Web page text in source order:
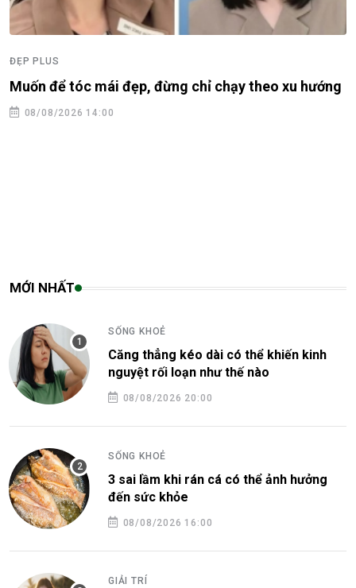
ĐẸP PLUS
Muốn để tóc mái đẹp, đừng chỉ chạy theo xu hướng
08/08/2026 14:00
MỚI NHẤT
SỐNG KHOẺ
Căng thẳng kéo dài có thể khiến kinh
nguyệt rối loạn như thế nào
08/08/2026 20:00
SỐNG KHOẺ
3 sai lầm khi rán cá có thể ảnh hưởng
đến sức khỏe
08/08/2026 16:00
GIẢI TRÍ